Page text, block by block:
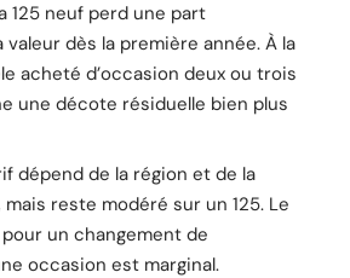
125 neuf perd une part
dès la première année. À la
acheté d’occasion deux ou trois
une décote résiduelle bien plus
dépend de la région et de la
reste modéré sur un 125. Le
un changement de
occasion est marginal.